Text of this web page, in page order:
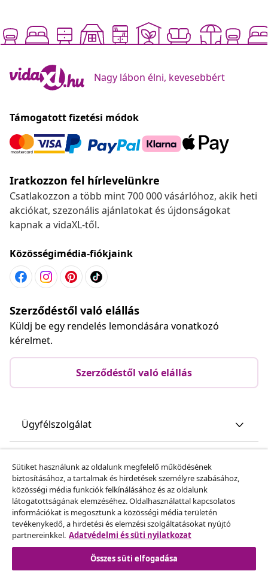
Nagy lábon élni, kevesebbért
Támogatott fizetési módok
Iratkozzon fel hírlevelünkre
Csatlakozzon a több mint 700 000 vásárlóhoz, akik heti
akciókat, szezonális ajánlatokat és újdonságokat
kapnak a vidaXL-től.
Közösségimédia-fiókjaink
Szerződéstől való elállás
Küldj be egy rendelés lemondására vonatkozó
kérelmet.
Szerződéstől való elállás
Ügyfélszolgálat
vidaXL
Fedezz fel többet
Sütiket használunk az oldalunk megfelelő működésének
biztosításához, a tartalmak és hirdetések személyre szabásához,
közösségi média funkciók felkínálásához és az oldalunk
látogatottságának elemzéséhez. Oldalhasználattal kapcsolatos
információkat is megosztunk a közösségi média területén
tevékenykedő, a hirdetési és elemzési szolgáltatásokat nyújtó
partnereinkkel. Adatvédelmi és süti nyilatkozat
Összes süti elfogadása